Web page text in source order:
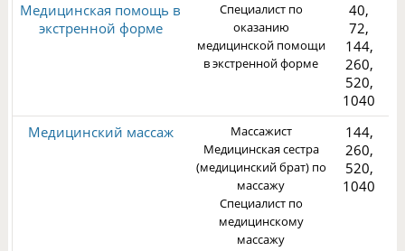
Медицинская помощь в
экстренной форме
Специалист по
оказанию
медицинской помощи
в экстренной форме
40,
72,
144,
260,
520,
1040
Медицинский массаж
Массажист
Медицинская сестра
(медицинский брат) по
массажу
Специалист по
медицинскому
массажу
144,
260,
520,
1040